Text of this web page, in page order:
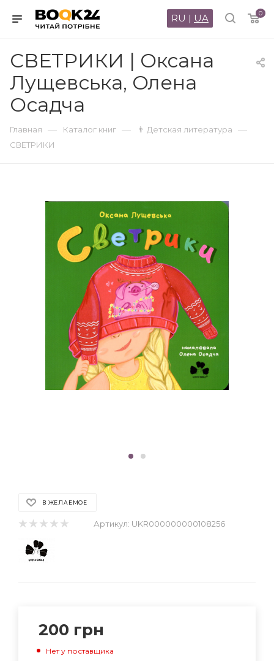
0
RU | UA
СВЕТРИКИ | Оксана
Лущевська, Олена
Осадча
Главная — Каталог книг — 👨 Детская литература —
СВЕТРИКИ
В ЖЕЛАЕМОЕ
Артикул: UKR000000000108256
200 грн
Нет у поставщика